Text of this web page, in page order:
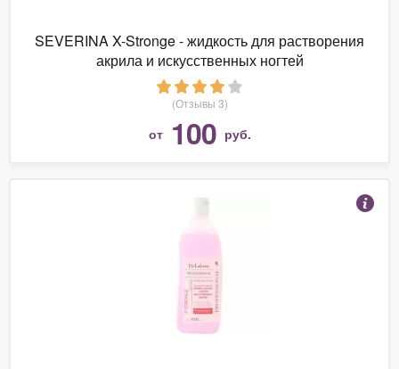
SEVERINA X-Stronge - жидкость для растворения
акрила и искусственных ногтей
(Отзывы 3)
от 100 руб.